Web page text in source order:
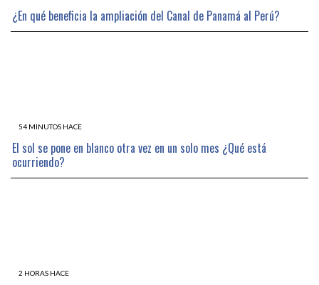
¿En qué beneficia la ampliación del Canal de Panamá al Perú?
54 MINUTOS HACE
El sol se pone en blanco otra vez en un solo mes ¿Qué está
ocurriendo?
2 HORAS HACE